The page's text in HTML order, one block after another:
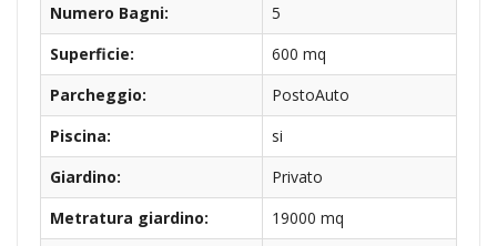
Numero Bagni:
5
Superficie:
600 mq
Parcheggio:
PostoAuto
Piscina:
si
Giardino:
Privato
Metratura giardino:
19000 mq